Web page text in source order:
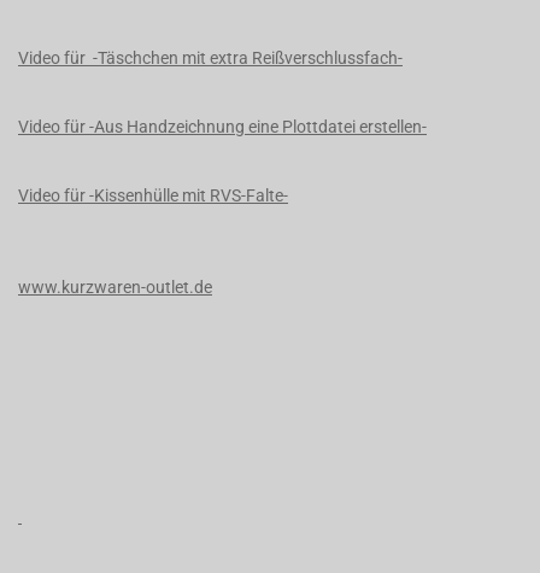
Video für -Täschchen mit extra Reißverschlussfach-
Video für -Aus Handzeichnung eine Plottdatei erstellen-
Video für -Kissenhülle mit RVS-Falte-
www.kurzwaren-outlet.de